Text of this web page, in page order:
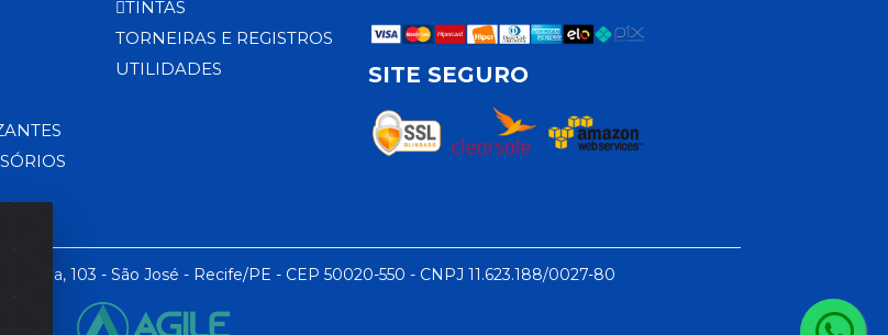
TINTAS
TORNEIRAS E REGISTROS
UTILIDADES
SITE SEGURO
Praia, 103 - São José - Recife/PE - CEP 50020-550 - CNPJ 11.623.188/0027-80